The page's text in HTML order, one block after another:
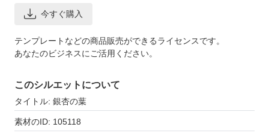
今すぐ購入
テンプレートなどの商品販売ができるライセンスです。
あなたのビジネスにご活用ください。
このシルエットについて
タイトル: 銀杏の葉
素材のID: 105118